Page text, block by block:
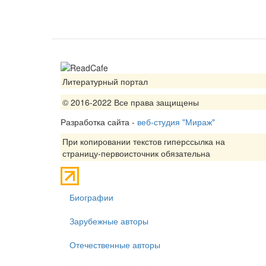
Литературный портал
© 2016-2022 Все права защищены
Разработка сайта - веб-студия "Мираж"
При копировании текстов гиперссылка на
страницу-первоисточник обязательна
Биографии
Зарубежные авторы
Отечественные авторы